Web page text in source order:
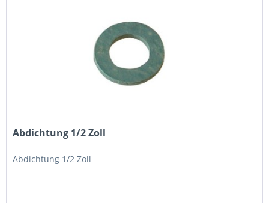
Abdichtung 1/2 Zoll
Abdichtung 1/2 Zoll